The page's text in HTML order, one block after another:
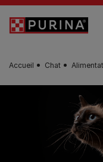
Skip to main content
Accueil Chat